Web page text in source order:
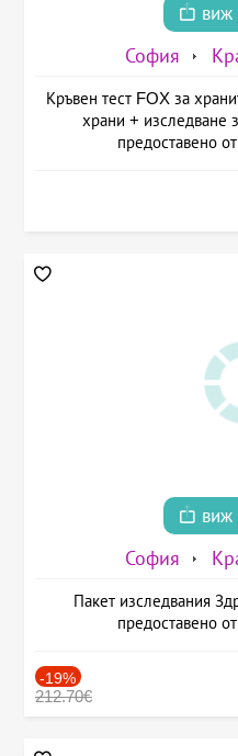
виж
София
Кръвен тест FOX за
храни + изследване
предоставено
виж
София
Пакет изследвания
предоставено
-19%
212.70€